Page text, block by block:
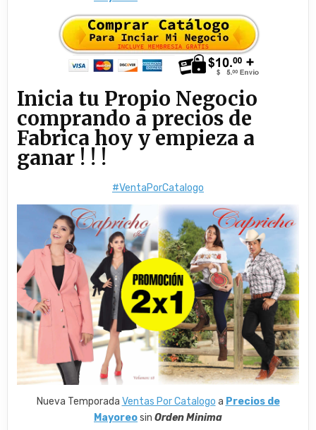
Inicia tu Propio Negocio
comprando a precios de
Fabrica hoy y empieza a
ganar ! ! !
#VentaPorCatalogo
Nueva Temporada Ventas Por Catalogo a Precios de
Mayoreosin Orden Minima